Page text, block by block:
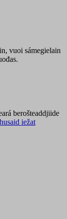
vuoi sámegielain
berošteaddjiide
iežat